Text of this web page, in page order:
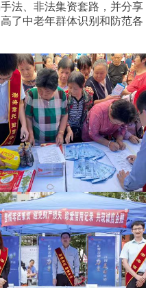
法、非法集资套路，并分享
了中老年群体识别和防范各